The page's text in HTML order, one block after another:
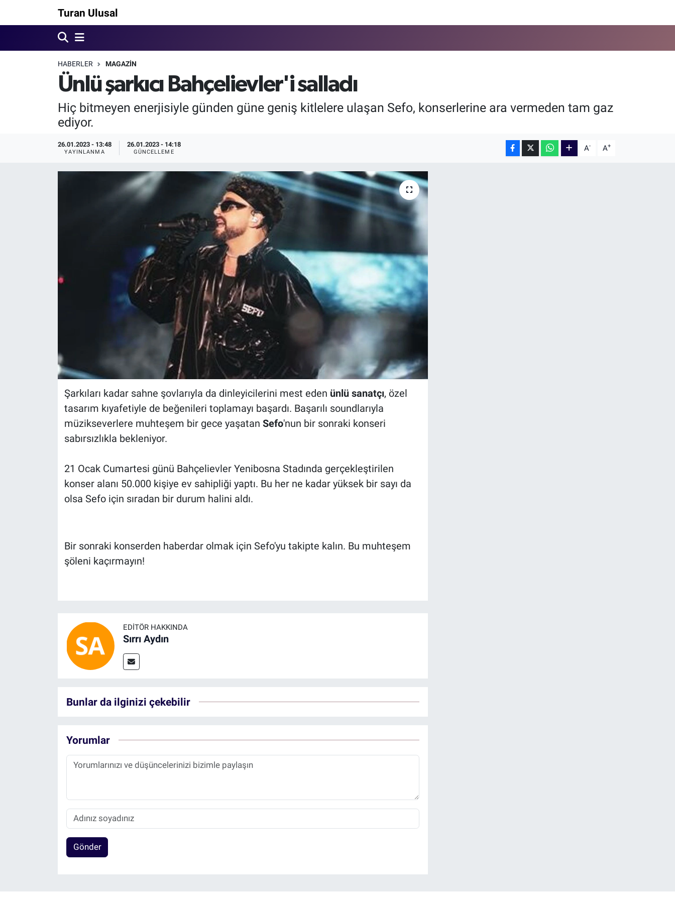
Turan Ulusal
HABERLER MAGAZİN
Ünlü şarkıcı Bahçelievler'i salladı
Hiç bitmeyen enerjisiyle günden güne geniş kitlelere ulaşan Sefo, konserlerine ara vermeden tam gaz
ediyor.
26.01.2023 - 13:48
YAYINLANMA
26.01.2023 - 14:18
GÜNCELLEME A- A+
Şarkıları kadar sahne şovlarıyla da dinleyicilerini mest eden ünlü sanatçı, özel
tasarım kıyafetiyle de beğenileri toplamayı başardı. Başarılı soundlarıyla
müzikseverlere muhteşem bir gece yaşatan Sefo'nun bir sonraki konseri
sabırsızlıkla bekleniyor.
21 Ocak Cumartesi günü Bahçelievler Yenibosna Stadında gerçekleştirilen
konser alanı 50.000 kişiye ev sahipliği yaptı. Bu her ne kadar yüksek bir sayı da
olsa Sefo için sıradan bir durum halini aldı.
Bir sonraki konserden haberdar olmak için Sefo'yu takipte kalın. Bu muhteşem
şöleni kaçırmayın!
EDITÖR HAKKINDA
Sırrı Aydın
Bunlar da ilginizi çekebilir
Yorumlar
Gönder